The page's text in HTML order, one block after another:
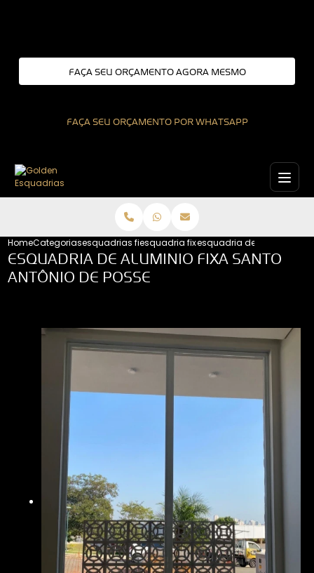
FAÇA SEU ORÇAMENTO AGORA MESMO
FAÇA SEU ORÇAMENTO POR WHATSAPP
HomeCategoriasesquadrias fixasesquadria fixa interior de sao paulo
esquadria de aluminio
ESQUADRIA DE ALUMINIO FIXA SANTO
ANTÔNIO DE POSSE